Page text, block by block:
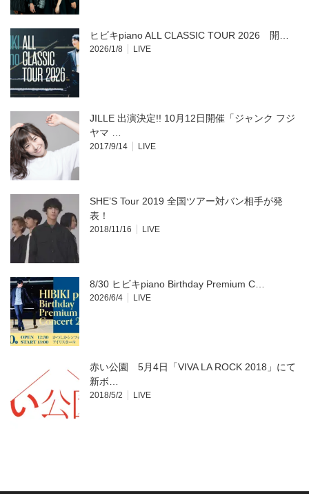
ヒビキpiano ALL CLASSIC TOUR 2026 開…
2026/1/8 LIVE
JILLE 出演決定!! 10月12日開催「ジャンク フジ
ヤマ …
2017/9/14 LIVE
SHE’S Tour 2019 全国ツアー対バン相手が発
表！
2018/11/16 LIVE
8/30 ヒビキpiano Birthday Premium C…
2026/6/4 LIVE
赤い公園 5月4日「VIVA LA ROCK 2018」にて
新ボ…
2018/5/2 LIVE